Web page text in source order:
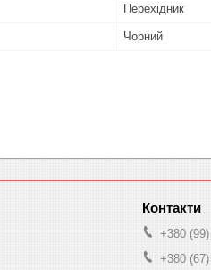
Перехідник
Чорний
+380
+380